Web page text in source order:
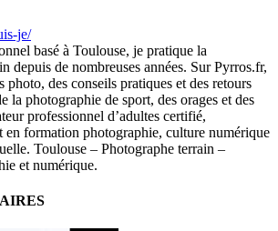
je/
basé à Toulouse, je pratique la
depuis de nombreuses années. Sur Pyrros.fr,
photo, des conseils pratiques et des retours
la photographie de sport, des orages et des
professionnel d’adultes certifié,
en formation photographie, culture numérique
Toulouse – Photographe terrain –
et numérique.